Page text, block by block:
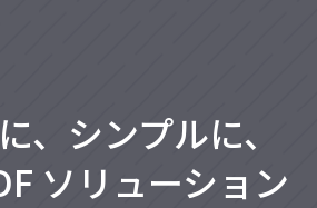
、シンプルに、
ソリューション